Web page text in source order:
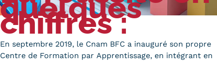
Carte lieux et centres Cnam en
Nos centres administratifs
quelques
chiffres :
En septembre 2019, le Cnam BFC a inauguré son propre
Centre de Formation par Apprentissage, en intégrant en